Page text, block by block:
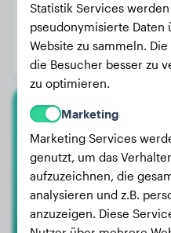
Gewicht:
Alter:
Geschlecht:
Statistik Services
pseudonymisierte Daten
Website zu sammeln.
die Besucher besser zu
zu optimieren.
Marketing
Marketing Services
genutzt, um das
aufzuzeichnen, die
analysieren und z.B.
anzuzeigen. Diese